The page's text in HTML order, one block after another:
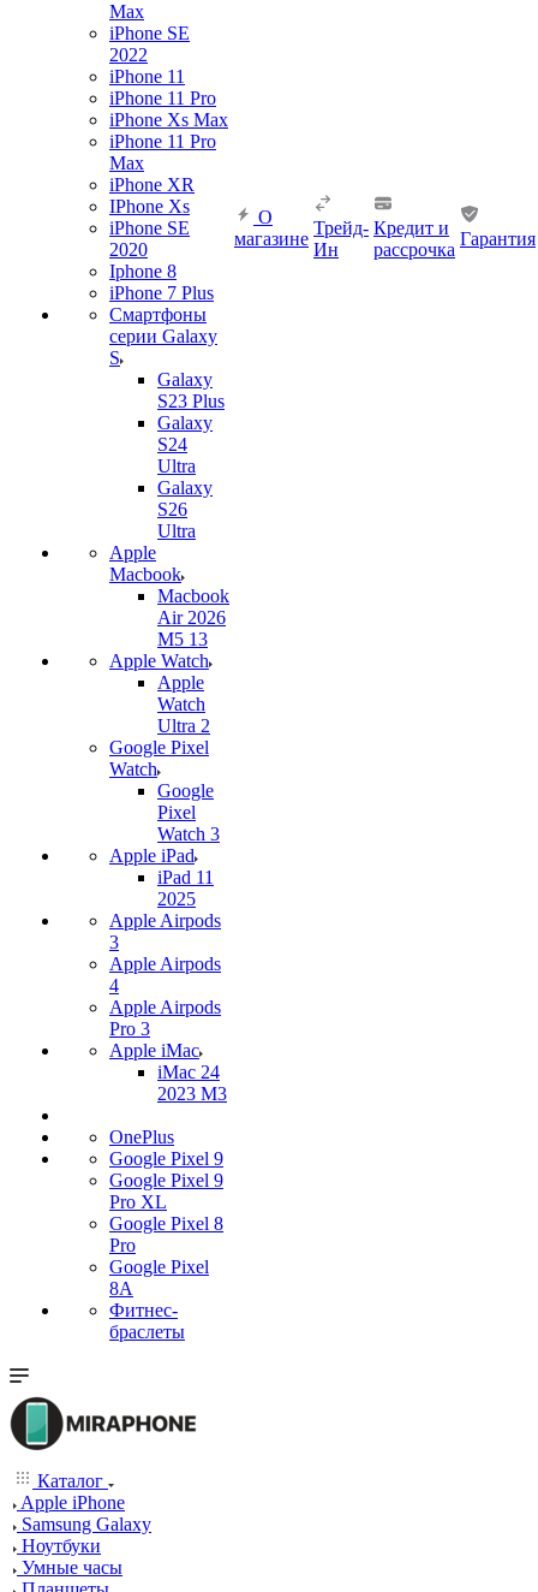
Max
iPhone SE
2022
iPhone 11
iPhone 11 Pro
iPhone Xs Max
iPhone 11 Pro
Max
iPhone XR
IPhone Xs
iPhone SE
2020
Iphone 8
iPhone 7 Plus
Смартфоны
серии Galaxy
S
Galaxy
S23 Plus
Galaxy
S24
Ultra
Galaxy
S26
Ultra
Apple
Macbook
Macbook
Air 2026
M5 13
Apple Watch
Apple
Watch
Ultra 2
Google Pixel
Watch
Google
Pixel
Watch 3
Apple iPad
iPad 11
2025
Apple Airpods
3
Apple Airpods
4
Apple Airpods
Pro 3
Apple iMac
iMac 24
2023 M3
OnePlus
Google Pixel 9
Google Pixel 9
Pro XL
Google Pixel 8
Pro
Google Pixel
8A
Фитнес-
браслеты
О
магазине
Трейд-
Ин
Кредит и
рассрочка
Гарантия
Каталог
Apple iPhone
Samsung Galaxy
Ноутбуки
Умные часы